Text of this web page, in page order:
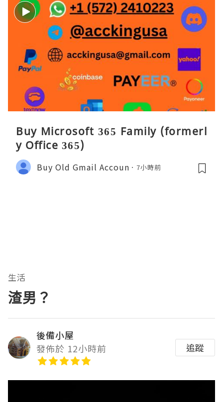
Buy Microsoft 365 Family (formerl
y Office 365)
Buy Old Gmail Accoun 7小時前
生活
渣男？
後備小屋
發佈於 12小時前
追蹤